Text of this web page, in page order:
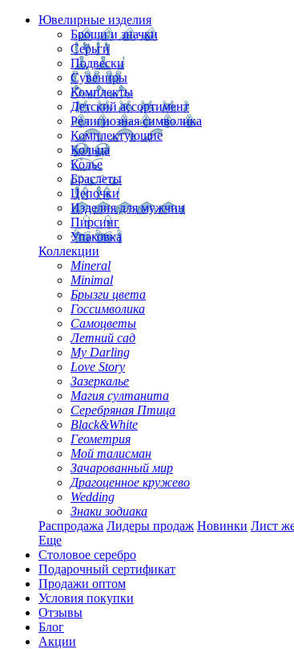
Ювелирные изделия
Броши и значки
Серьги
Подвески
Сувениры
Комплекты
Детский ассортимент
Религиозная символика
Комплектующие
Кольца
Колье
Браслеты
Цепочки
Изделия для мужчин
Пирсинг
Упаковка
Коллекции
Mineral
Minimal
Брызги цвета
Госсимволика
Самоцветы
Летний сад
My Darling
Love Story
Зазеркалье
Магия султанита
Серебряная Птица
Black&White
Геометрия
Мой талисман
Зачарованный мир
Драгоценное кружево
Wedding
Знаки зодиака
Распродажа Лидеры продаж Новинки Лист
Еще
Столовое серебро
Подарочный сертификат
Продажи оптом
Условия покупки
Отзывы
Блог
Акции